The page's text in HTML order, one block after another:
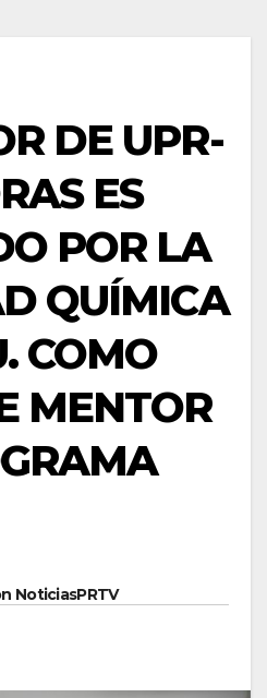
DE UPR-
ES
POR LA
QUÍMICA
COMO
MENTOR
NoticiasPRTV